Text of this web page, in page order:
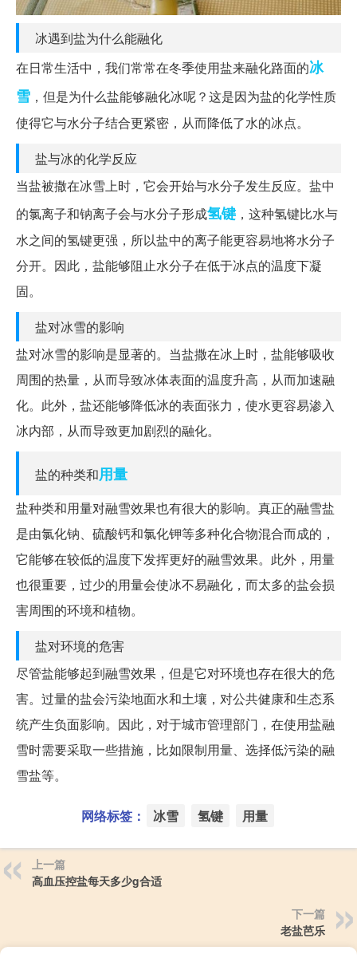
冰遇到盐为什么能融化
在日常生活中，我们常常在冬季使用盐来融化路面的冰
雪 ，但是为什么盐能够融化冰呢？这是因为盐的化学性质
使得它与水分子结合更紧密，从而降低了水的冰点。
盐与冰的化学反应
当盐被撒在冰雪上时，它会开始与水分子发生反应。盐中
的氯离子和钠离子会与水分子形成氢键，这种氢键比水与
水之间的氢键更强，所以盐中的离子能更容易地将水分子
分开。因此，盐能够阻止水分子在低于冰点的温度下凝
固。
盐对冰雪的影响
盐对冰雪的影响是显著的。当盐撒在冰上时，盐能够吸收
周围的热量，从而导致冰体表面的温度升高，从而加速融
化。此外，盐还能够降低冰的表面张力，使水更容易渗入
冰内部，从而导致更加剧烈的融化。
盐的种类和用量
盐种类和用量对融雪效果也有很大的影响。真正的融雪盐
是由氯化钠、硫酸钙和氯化钾等多种化合物混合而成的，
它能够在较低的温度下发挥更好的融雪效果。此外，用量
也很重要，过少的用量会使冰不易融化，而太多的盐会损
害周围的环境和植物。
盐对环境的危害
尽管盐能够起到融雪效果，但是它对环境也存在很大的危
害。过量的盐会污染地面水和土壤，对公共健康和生态系
统产生负面影响。因此，对于城市管理部门，在使用盐融
雪时需要采取一些措施，比如限制用量、选择低污染的融
雪盐等。
网络标签： 冰雪 氢键 用量
上一篇
高血压控盐每天多少g合适
下一篇
老盐芭乐